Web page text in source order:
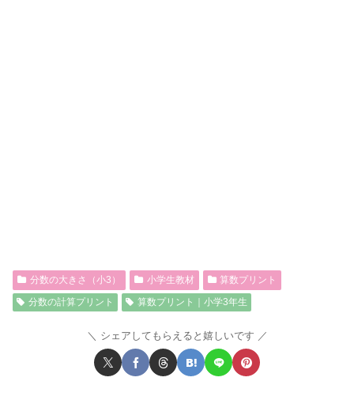
分数の大きさ（小3） 小学生教材
算数プリント
分数の計算プリント
算数プリント｜小学3年生
シェアしてもらえると嬉しいです